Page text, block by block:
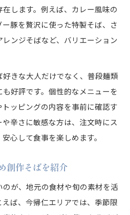
します。例えば、カレー風味の
豚を贅沢に使った特製そば、さ
ンジそばなど、バリエーション
きな大人だけでなく、普段麺類
好評です。個性的なメニューを
ッピングの内容を事前に確認す
辛さに敏感な方は、注文時にス
心して食事を楽しめます。
創作そばを紹介
が、地元の食材や旬の素材を活
ば、今帰仁エリアでは、季節限